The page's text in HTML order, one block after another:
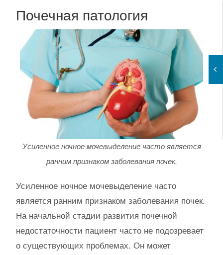
Почечная патология
Усиленное ночное мочевыделение часто является
ранним признаком заболевания почек.
Усиленное ночное мочевыделение часто
является ранним признаком заболевания почек.
На начальной стадии развития почечной
недостаточности пациент часто не подозревает
о существующих проблемах. Он может